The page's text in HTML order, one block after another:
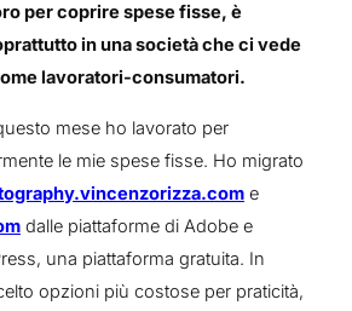
per coprire spese fisse, è
in una società che ci vede
lavoratori-consumatori.
mese ho lavorato per
le mie spese fisse. Ho migrato
e
dalle piattaforme di Adobe e
una piattaforma gratuita. In
opzioni più costose per praticità,